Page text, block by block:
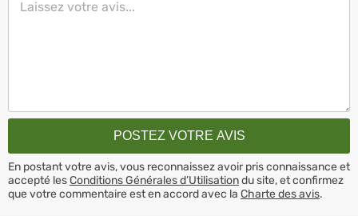
En postant votre avis, vous reconnaissez avoir pris connaissance et
accepté lesConditions Générales d’Utilisationdu site, et confirmez
que votre commentaire est en accord avec la Charte des avis.